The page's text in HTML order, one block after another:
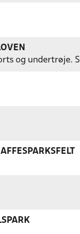
og undertrøje.